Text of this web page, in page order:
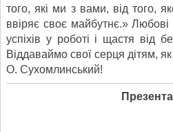
того, які ми з вами, від того,
ввіряє своє майбутнє.»
успіхів у роботі і щастя від
Віддаваймо свої серця дітям,
О. Сухомлинський!